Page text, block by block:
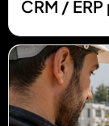
CRM /